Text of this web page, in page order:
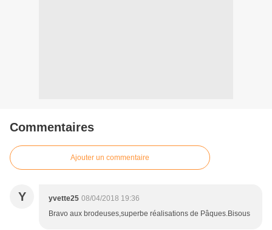
Commentaires
Ajouter un commentaire
Y yvette25 08/04/2018 19:36
Bravo aux brodeuses,superbe réalisations de Pâques.Bisous